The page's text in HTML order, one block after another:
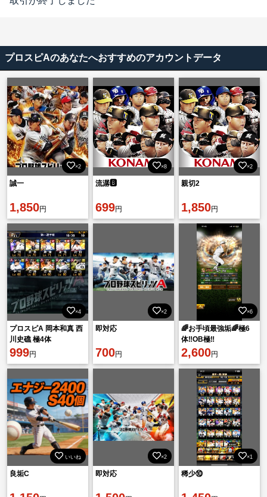
プロスピAのあなたへおすすめのアカウントデータ
×2
誠一
1,850円
×8
流潺🅱️
699円
×2
親切2
1,850円
×4
プロスピA 岡本和真 西
川史礁 極4体
999円
×2
即対応
700円
×6
🌈お手頃最強垢🌈極6
体‼️OB極‼️
2,600円
いいね
良垢C
×2
即対応
×1
稀少⑩